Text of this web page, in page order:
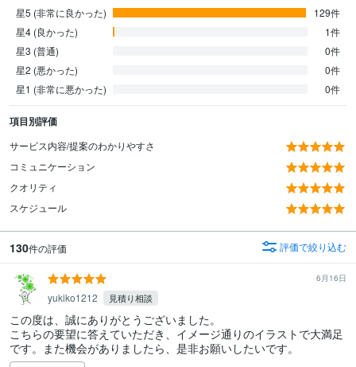
星5 (非常に良かった)
129件
星4 (良かった)
1件
星3 (普通)
0件
星2 (悪かった)
0件
星1 (非常に悪かった)
0件
項目別評価
サービス内容/提案のわかりやすさ
コミュニケーション
クオリティ
スケジュール
130件の評価 評価で絞り込む
6月16日
yukiko1212 見積り相談
この度は、誠にありがとうございました。
こちらの要望に答えていただき、イメージ通りのイラストで大満足
です。また機会がありましたら、是非お願いしたいです。